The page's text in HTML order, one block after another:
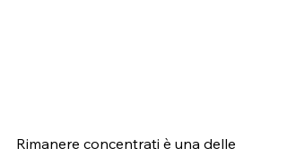
Rimanere concentrati è una delle